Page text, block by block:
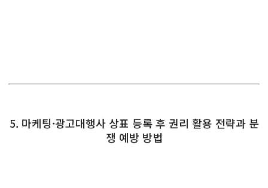
5. 마케팅·광고대행사 상표 등록 후 권리 활용 전략과 분
쟁 예방 방법